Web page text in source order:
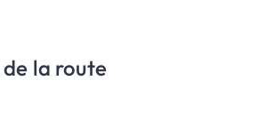
la route